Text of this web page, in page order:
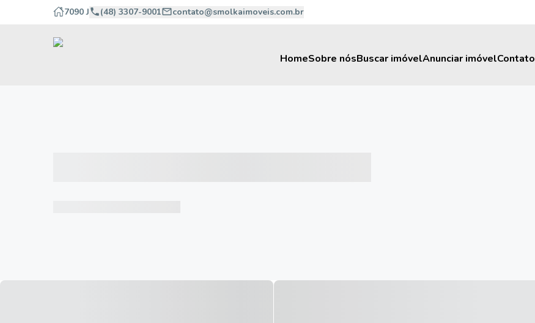
7090 J (48) 3307-9001 contato@smolkaimoveis.com.br
HomeSobre nósBuscar imóvelAnunciar imóvelContato